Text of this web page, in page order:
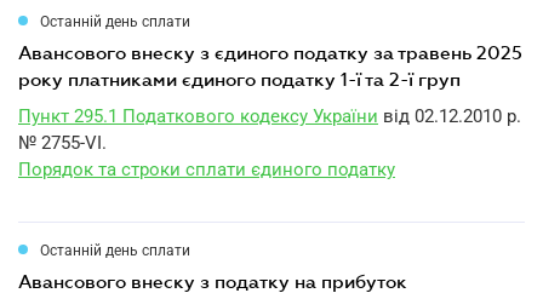
Останній день сплати
авансового внеску з єдиного податку за травень 2025
року платниками єдиного податку 1-ї та 2-ї груп
Пункт 295.1 Податкового кодексу України від 02.12.2010 р.
№ 2755-VI.
Порядок та строки сплати єдиного податку
Останній день сплати
авансового внеску з податку на прибуток